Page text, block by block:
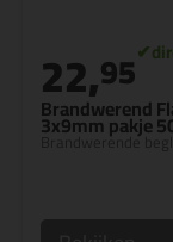
Brandwerend
3x9mm pakje
Brandwerende
22,95